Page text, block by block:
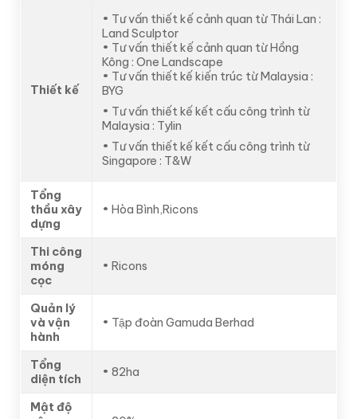
Thiết kế
• Tư vấn thiết kế cảnh quan từ Thái Lan :
Land Sculptor
• Tư vấn thiết kế cảnh quan từ Hồng
Kông : One Landscape
• Tư vấn thiết kế kiến trúc từ Malaysia :
BYG
• Tư vấn thiết kế kết cấu công trình từ
Malaysia : Tylin
• Tư vấn thiết kế kết cấu công trình từ
Singapore : T&W
Tổng
thầu xây
dựng
• Hòa Bình,Ricons
Thi công
móng
cọc
• Ricons
Quản lý
và vận
hành
• Tập đoàn Gamuda Berhad
Tổng
diện tích
• 82ha
Mật độ